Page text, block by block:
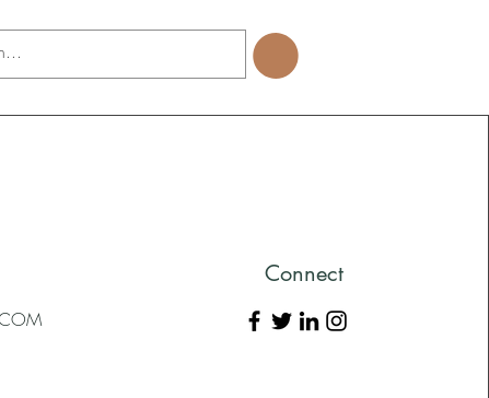
Connect